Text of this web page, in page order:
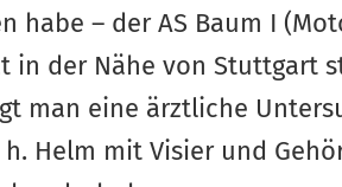
habe – der AS Baum I
in der Nähe von Stuttgart
man eine ärztliche
Helm mit Visier und